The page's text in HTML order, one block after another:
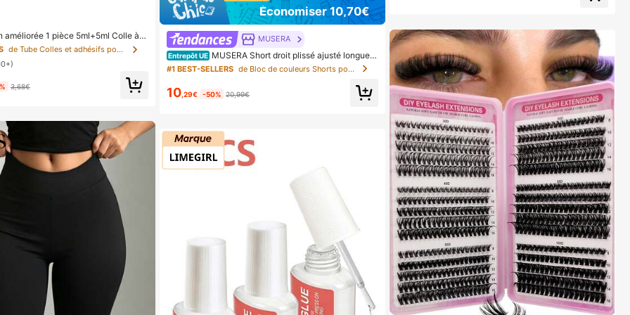
améliorée 1 pièce 5ml+5ml Colle à c
embout imperméable, renforc
un maquillage parfait, indispensab
de Tube Colles et adhésifs pour faux cils
3,68€
Économiser 10,70€
MUSERA
Entrepôt UE MUSERA Short droit plissé ajusté longue c
oupe élégante, sexy, streetwear, pour soirée, printemp
s, élégant, été, décontracté, vacances
#1 BEST-SELLERS de Bloc de couleurs Shorts pour femmes
10,29€ -50% 20,99€